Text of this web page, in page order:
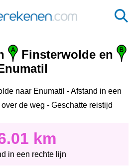
Finsterwolde en
naar Enumatil - Afstand in een
de weg - Geschatte reistijd
km
in een rechte lijn